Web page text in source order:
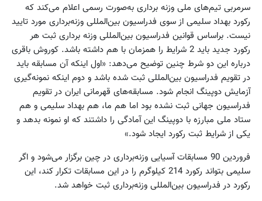
سرمربی تیم‌های ملی وزنه برداری به‌صورت رسمی اعلام می‌کند که
رکورد بهداد سلیمی از سوی فدراسیون بین‌المللی وزنه‌برداری مورد تایید
نیست. براساس قوانین فدراسیون بین‌المللی وزنه برداری ثبت هر
رکورد جدید باید 2 شرایط را همزمان با هم داشته باشد. کوروش باقری
درباره این دو شرط چنین توضیح می‌دهد: «اول اینکه آن مسابقه باید
در تقویم فدراسیون بین‌المللی ثبت شده باشد و دوم اینکه نمونه‌گیری
آزمایش دوپینگ انجام شود. مسابقه‌های قهرمانی ایران در تقویم
فدراسیون جهانی ثبت نشده بود اما هم ما، هم بهداد سلیمی و هم
ستاد ملی مبارزه با دوپینگ این آمادگی را داشتند که او نمونه بدهد و
یکی از شرایط ثبت رکورد ایجاد شود.»
فروردین 90 مسابقات آسیایی وزنه‌برداری در چین برگزار می‌شود و اگر
سلیمی بتواند رکورد 214 کیلوگرم را در این مسابقات تکرار کند، این
رکورد در فدراسیون بین‌المللی وزنه‌برداری ثبت خواهد شد.